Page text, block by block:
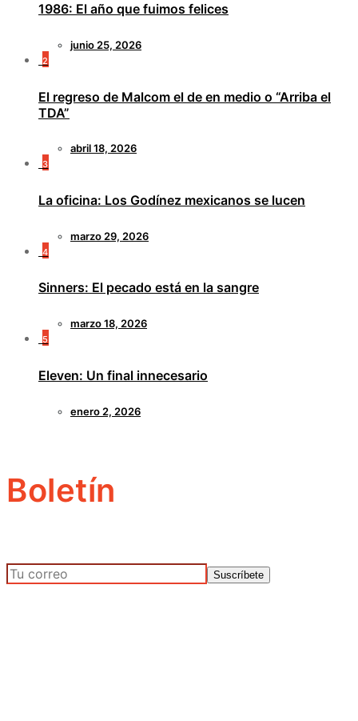
1986: El año que fuimos felices
junio 25, 2026
2
El regreso de Malcom el de en medio o “Arriba el
TDA”
abril 18, 2026
3
La oficina: Los Godínez mexicanos se lucen
marzo 29, 2026
4
Sinners: El pecado está en la sangre
marzo 18, 2026
5
Eleven: Un final innecesario
enero 2, 2026
Boletín